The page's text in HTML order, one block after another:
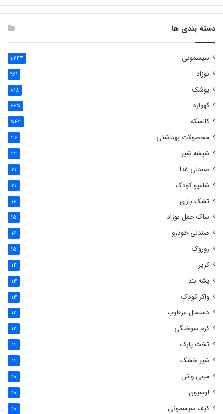
دسته بندی ها
سیسمونی 1,244
نوزاد 961
پوشک 818
گهواره 665
کالسکه 543
محصولات بهداشتی 36
شیشه شیر 23
صندلی غذا 21
شامپو کودک 20
تشک بازی 16
ساک حمل نوزاد 15
صندلی خودرو 16
روروک 15
کریر 14
پشه بند 13
واکر کودک 13
دستمال مرطوب 12
کرم سوختگی 12
تخت پارک 11
شیر خشک 11
مینی واش 10
لوسیون 10
کیف سیسمونی 10